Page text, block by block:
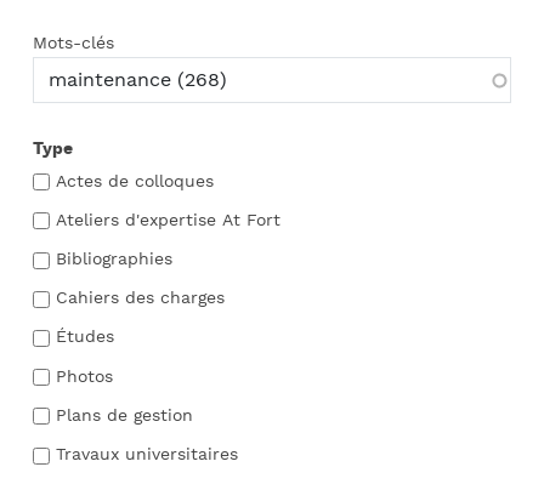
Mots-clés
Type
Actes de colloques
Ateliers d'expertise At Fort
Bibliographies
Cahiers des charges
Études
Photos
Plans de gestion
Travaux universitaires